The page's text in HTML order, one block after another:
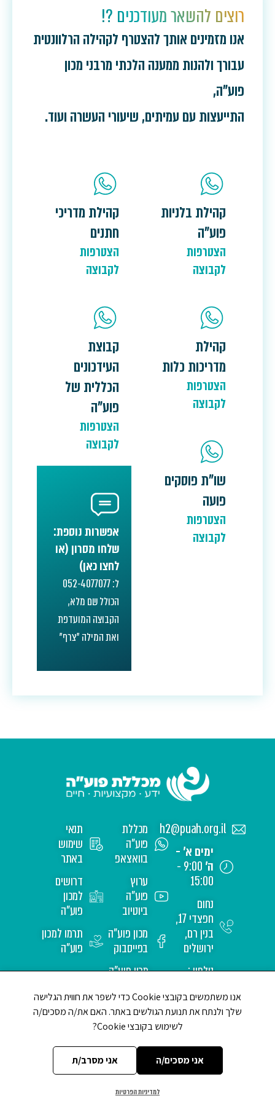
רוצים להשאר מעודכנים ?!
אנו מזמינים אותך להצטרף לקהילה הרלוונטית
עבורך ולהנות ממענה הלכתי מרבני מכון
פוע"ה,
התייעצות עם עמיתים, שיעורי העשרה ועוד.
קהילת בלניות
פוע"ה
הצטרפות
לקבוצה
קהילת
מדריכות כלות
הצטרפות
לקבוצה
שו"ת פוסקים
פועה
הצטרפות
לקבוצה
קהילת מדריכי
חתנים
הצטרפות
לקבוצה
קבוצת
העידכונים
הכללית של
פוע"ה
הצטרפות
לקבוצה
אפשרות נוספת:
שלחו מסרון (או
לחצו כאן)
ל: 052-4077077
הכולל שם מלא,
הקבוצה המועדפת
ואת המילה "צרף"
h2@puah.org.il
ימים א' -
ה'
9:00 -
15:00
נחום
חפצדי 17,
בנין רם,
ירושלים
טלפון :
6517171
מכללת
פוע"ה
בוואצאפ
ערוץ
פוע"ה
ביוטיוב
מכון פוע"ה
בפייסבוק
מכון פוע"ה
תנאי
שימוש
באתר
דרושים
למכון
פוע"ה
תרמו למכון
פוע"ה
אנו משתמשים בקובצי Cookie כדי לשפר את חווית הגלישה
שלך ולנתח את תנועת הגולשים באתר. האם את/ה מסכים/ה
לשימוש בקובצי Cookie?
אני מסכים/ה אני מסרב/ת
למדיניות הפרטיות